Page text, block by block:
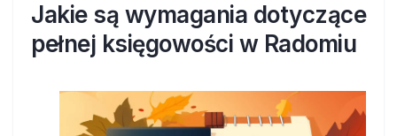
Jakie są wymagania dotyczące
pełnej księgowości w Radomiu